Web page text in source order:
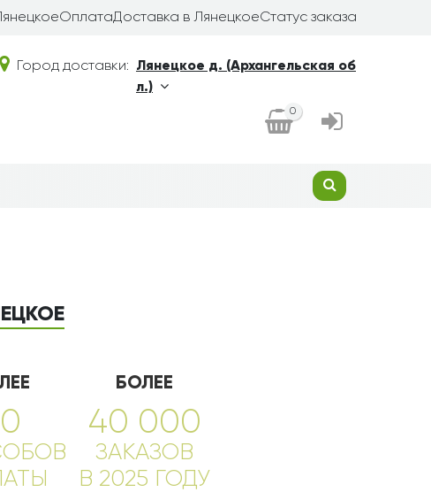
ОплатаДоставка в ЛянецкоеСтатус заказа
Город доставки:
Лянецкое д. (Архангельская об
л.)
0
БОЛЕЕ
40 000
ЗАКАЗОВ
В 2025 ГОДУ